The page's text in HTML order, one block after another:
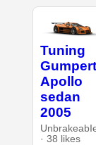
Tuning
Gumpert
Apollo
sedan
2005
· 38 likes